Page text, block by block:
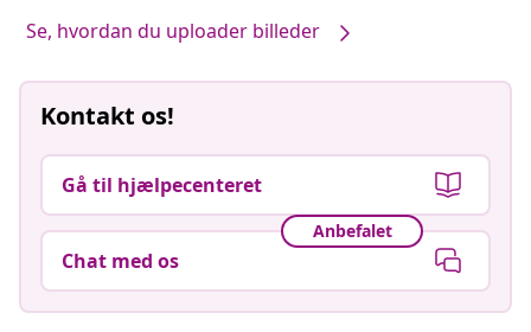
Se, hvordan du uploader billeder
Kontakt os!
Gå til hjælpecenteret
Anbefalet
Chat med os